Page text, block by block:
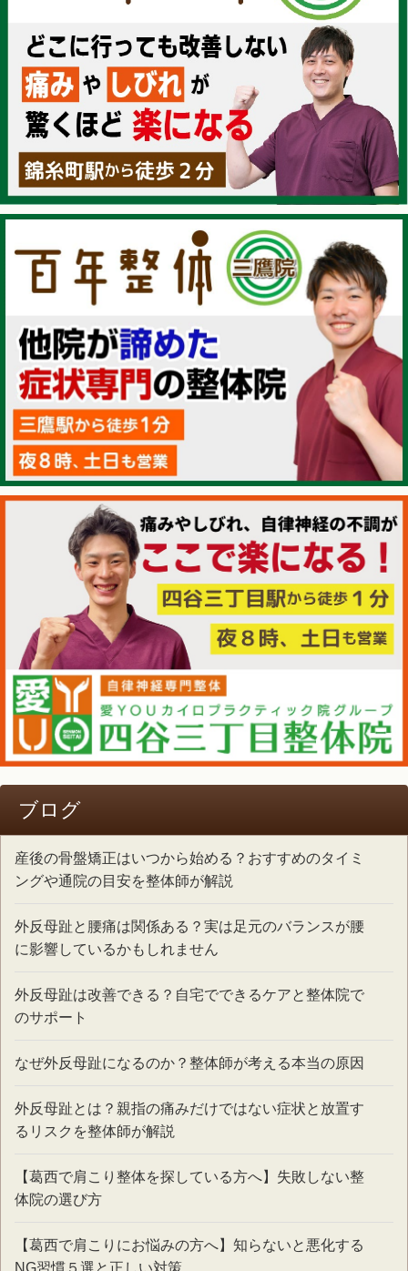
ブログ
産後の骨盤矯正はいつから始める？おすすめのタイミ
ングや通院の目安を整体師が解説
外反母趾と腰痛は関係ある？実は足元のバランスが腰
に影響しているかもしれません
外反母趾は改善できる？自宅でできるケアと整体院で
のサポート
なぜ外反母趾になるのか？整体師が考える本当の原因
外反母趾とは？親指の痛みだけではない症状と放置す
るリスクを整体師が解説
【葛西で肩こり整体を探している方へ】失敗しない整
体院の選び方
【葛西で肩こりにお悩みの方へ】知らないと悪化する
NG習慣５選と正しい対策